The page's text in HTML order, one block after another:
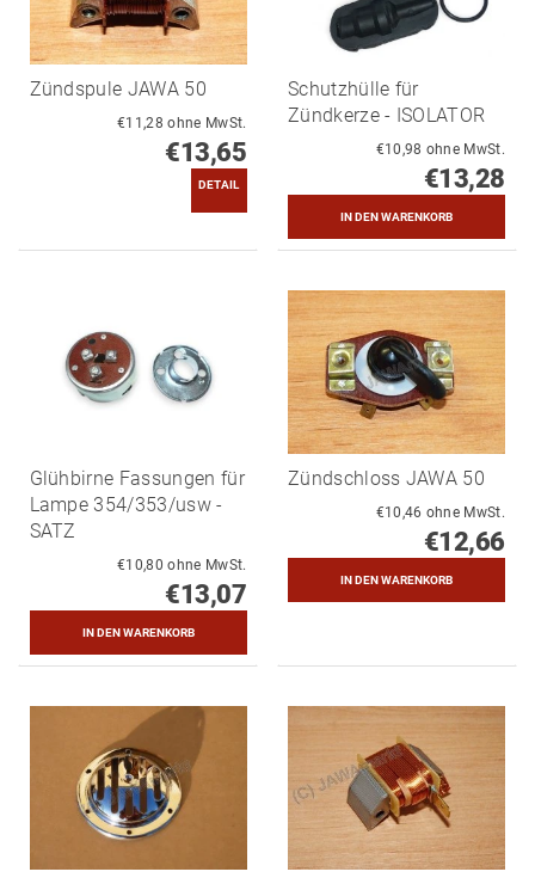
Zündspule JAWA 50
€11,28 ohne MwSt.
€13,65
DETAIL
Schutzhülle für
Zündkerze - ISOLATOR
€10,98 ohne MwSt.
€13,28
Glühbirne Fassungen für
Lampe 354/353/usw -
SATZ
€10,80 ohne MwSt.
€13,07
Zündschloss JAWA 50
€10,46 ohne MwSt.
€12,66